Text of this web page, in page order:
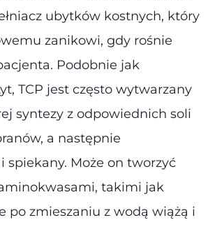
ubytków kostnych, który
zanikowi, gdy rośnie
Podobnie jak
TCP jest często wytwarzany
syntezy z odpowiednich soli
a następnie
spiekany. Może on tworzyć
takimi jak
po zmieszaniu z wodą wiążą i